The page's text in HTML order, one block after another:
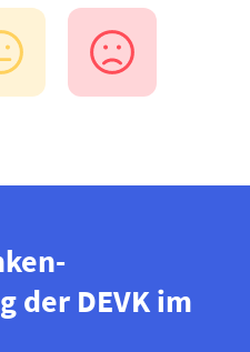
der DEVK im